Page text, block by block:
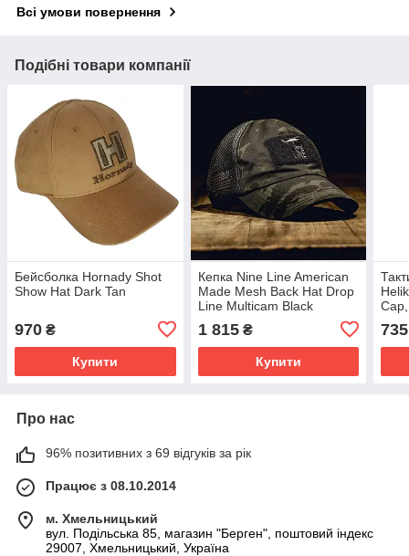
Всі умови повернення
Подібні товари компанії
Бейсболка Hornady Shot
Show Hat Dark Tan
970 ₴
Купити
Кепка Nine Line American
Made Mesh Back Hat Drop
Line Multicam Black
1 815₴
Купити
735
Про нас
96% позитивних з 69 відгуків за рік
Працює з 08.10.2014
м. Хмельницький
вул. Подільська 85, магазин "Берген", поштовий індекс
29007, Хмельницький, Україна